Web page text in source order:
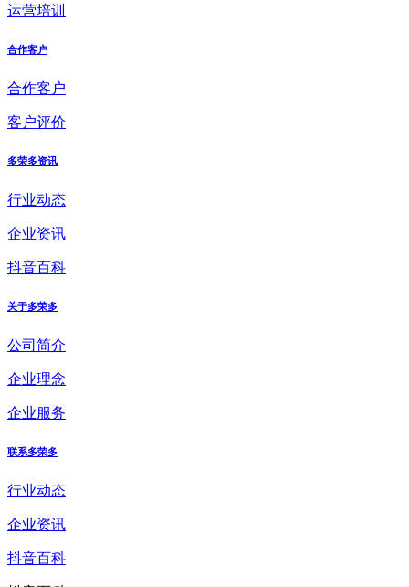
运营培训
合作客户
合作客户
客户评价
多荣多资讯
行业动态
企业资讯
抖音百科
关于多荣多
公司简介
企业理念
企业服务
联系多荣多
行业动态
企业资讯
抖音百科